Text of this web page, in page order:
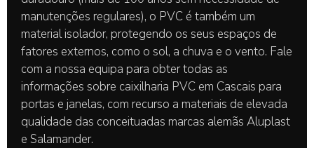
manutenções regulares), o PVC é também um
material isolador, protegendo os seus espaços de
fatores externos, como o sol, a chuva e o vento. Fale
com a nossa equipa para obter todas as
informações sobre caixilharia PVC em Cascais para
portas e janelas, com recurso a materiais de elevada
qualidade das conceituadas marcas alemãs Aluplast
e Salamander.